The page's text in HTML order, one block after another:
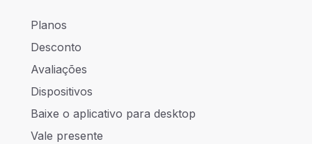
Planos
Desconto
Avaliações
Dispositivos
Baixe o aplicativo para desktop
Vale presente